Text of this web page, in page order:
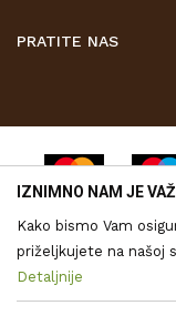
PRATITE NAS
Nastojimo biti što
slika te samih cijena,
IZNIMNO NAM JE
Kako bismo Vam
priželjkujete na našoj
tehnologije putem
obrade vaših
Detaljnije